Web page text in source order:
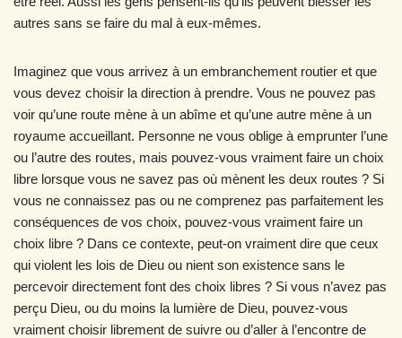
autres sans se faire du mal à eux-mêmes.
Imaginez que vous arrivez à un embranchement routier et que
vous devez choisir la direction à prendre. Vous ne pouvez pas
voir qu’une route mène à un abîme et qu’une autre mène à un
royaume accueillant. Personne ne vous oblige à emprunter l’une
ou l’autre des routes, mais pouvez-vous vraiment faire un choix
libre lorsque vous ne savez pas où mènent les deux routes ? Si
vous ne connaissez pas ou ne comprenez pas parfaitement les
conséquences de vos choix, pouvez-vous vraiment faire un
choix libre ? Dans ce contexte, peut-on vraiment dire que ceux
qui violent les lois de Dieu ou nient son existence sans le
percevoir directement font des choix libres ? Si vous n’avez pas
perçu Dieu, ou du moins la lumière de Dieu, pouvez-vous
vraiment choisir librement de suivre ou d’aller à l’encontre de